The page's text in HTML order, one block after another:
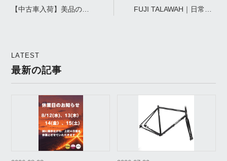
【中古車入荷】美品のク
FUJI TALAWAH｜日常か
LATEST
最新の記事